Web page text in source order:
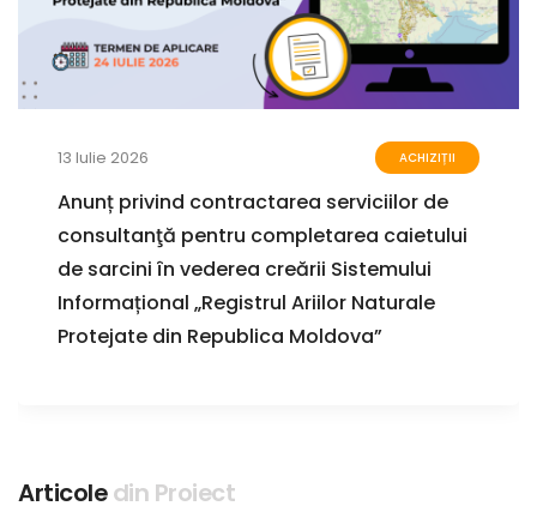
13 Iulie 2026 ACHIZIȚII
Anunț privind contractarea serviciilor de
consultanţă pentru completarea caietului
de sarcini în vederea creării Sistemului
Informațional „Registrul Ariilor Naturale
Protejate din Republica Moldova”
Articoledin Proiect